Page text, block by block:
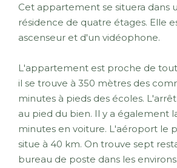
Cet appartement se situera dans
résidence de quatre étages. Elle
ascenseur et d'un vidéophone.
L'appartement est proche de
il se trouve à 350 mètres des
minutes à pieds des écoles.
au pied du bien. Il y a également
minutes en voiture. L'aéroport le
situe à 40 km. On trouve sept
bureau de poste dans les environs.